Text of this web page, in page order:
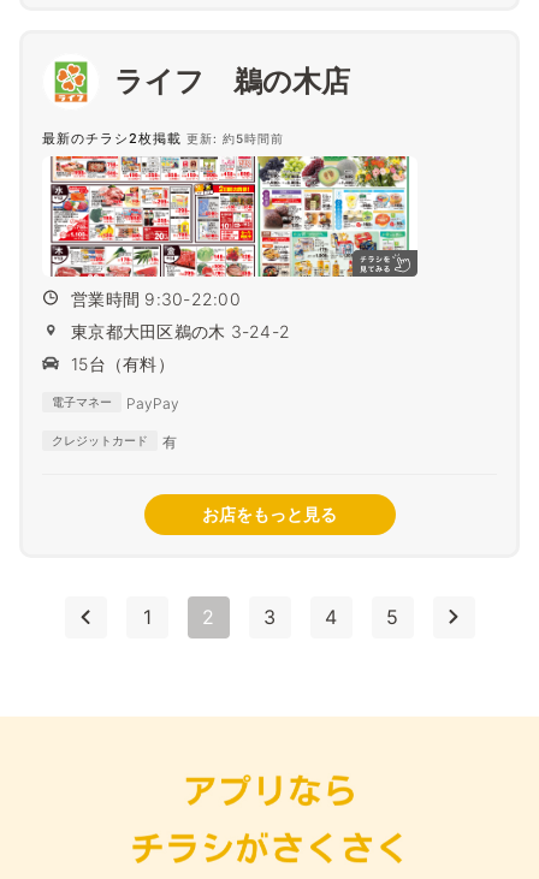
ライフ 鵜の木店
最新のチラシ2枚掲載 更新: 約5時間前
営業時間 9:30-22:00
東京都大田区鵜の木 3-24-2
15台（有料）
電子マネー PayPay
クレジットカード 有
お店をもっと見る
1 2 3 4 5